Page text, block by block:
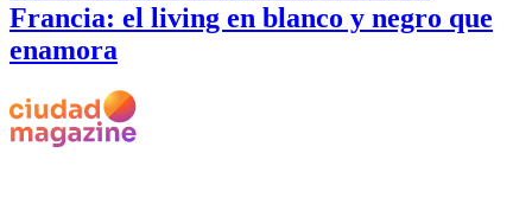
Francia: el living en blanco y negro que
enamora